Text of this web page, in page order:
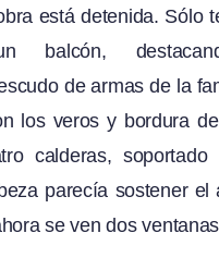
está detenida. Sólo
balcón,
de armas de la
los veros y bordura
calderas, soportado
parecía sostener el
se ven dos